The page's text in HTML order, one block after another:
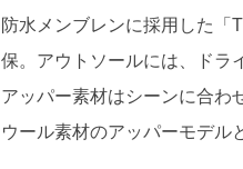
防水メンブレンに採用した「
保。アウトソールには、ドラ
アッパー素材はシーンに合わ
ウール素材のアッパーモデル